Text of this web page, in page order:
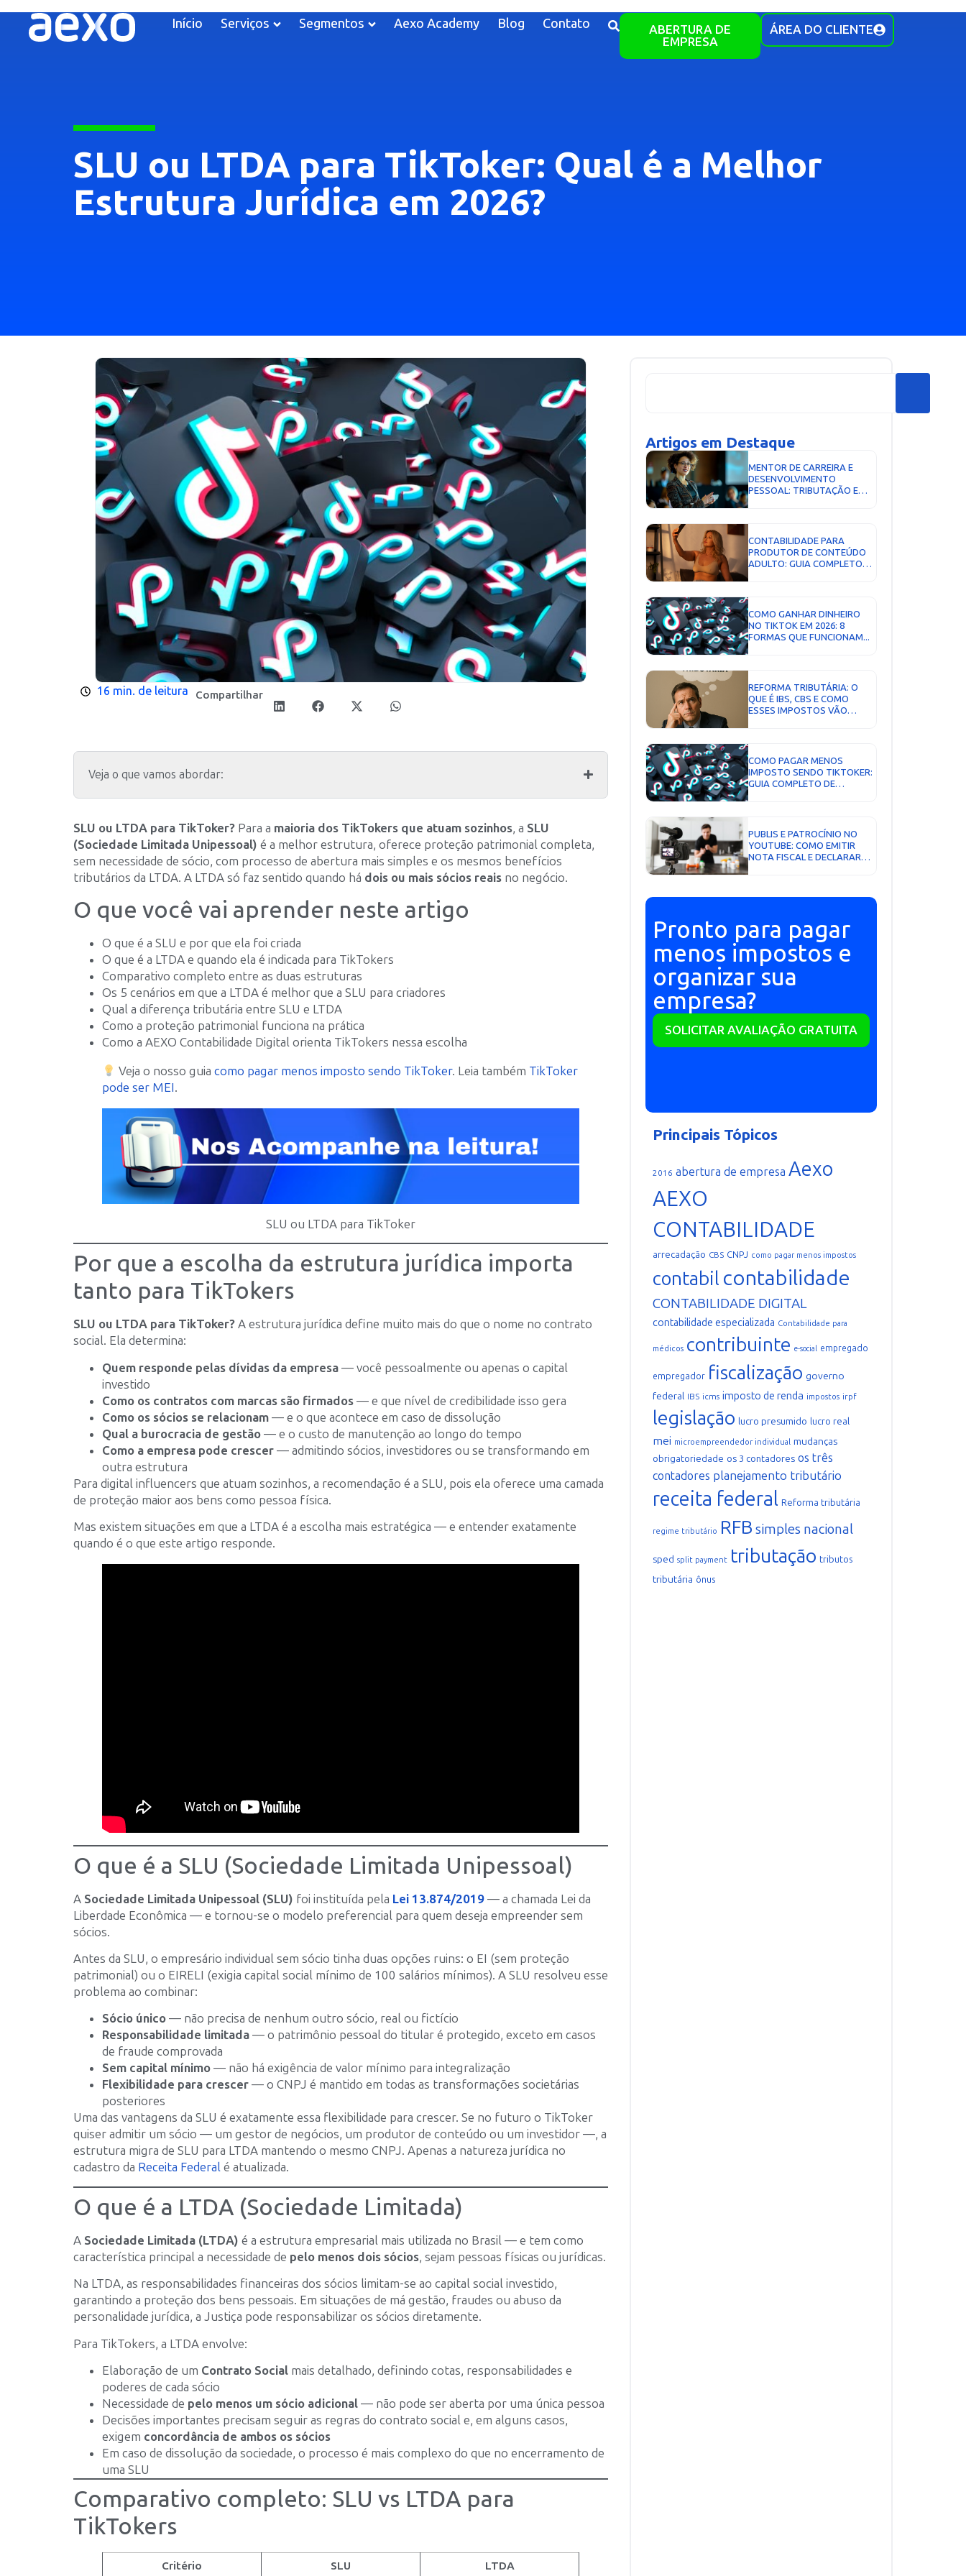
Início Serviços Segmentos Aexo Academy Blog Contato
ABERTURA DE
EMPRESA
ÁREA DO CLIENTE
SLU ou LTDA para TikToker: Qual é a Melhor
Estrutura Jurídica em 2026?
16 min. de leitura Compartilhar
Veja o que vamos abordar:
SLU ou LTDA para TikToker? Para a maioria dos TikTokers que atuam sozinhos, a SLU
(Sociedade Limitada Unipessoal) é a melhor estrutura, oferece proteção patrimonial completa,
sem necessidade de sócio, com processo de abertura mais simples e os mesmos benefícios
tributários da LTDA. A LTDA só faz sentido quando há dois ou mais sócios reais no negócio.
O que você vai aprender neste artigo
O que é a SLU e por que ela foi criada
O que é a LTDA e quando ela é indicada para TikTokers
Comparativo completo entre as duas estruturas
Os 5 cenários em que a LTDA é melhor que a SLU para criadores
Qual a diferença tributária entre SLU e LTDA
Como a proteção patrimonial funciona na prática
Como a AEXO Contabilidade Digital orienta TikTokers nessa escolha
Veja o nosso guiacomo pagar menos imposto sendo TikToker. Leia também TikToker
pode ser MEI.
SLU ou LTDA para TikToker
Por que a escolha da estrutura jurídica importa
tanto para TikTokers
SLU ou LTDA para TikToker? A estrutura jurídica define muito mais do que o nome no contrato
social. Ela determina:
Quem responde pelas dívidas da empresa — você pessoalmente ou apenas o capital
investido
Como os contratos com marcas são firmados — e que nível de credibilidade isso gera
Como os sócios se relacionam — e o que acontece em caso de dissolução
Qual a burocracia de gestão — e o custo de manutenção ao longo do tempo
Como a empresa pode crescer — admitindo sócios, investidores ou se transformando em
outra estrutura
Para digital influencers que atuam sozinhos, a recomendação é a SLU, pois ela oferece uma camada
de proteção maior aos bens como pessoa física.
Mas existem situações em que a LTDA é a escolha mais estratégica — e entender exatamente
quando é o que este artigo responde.
O que é a SLU (Sociedade Limitada Unipessoal)
A Sociedade Limitada Unipessoal (SLU) foi instituída pela Lei 13.874/2019 — a chamada Lei da
Liberdade Econômica — e tornou-se o modelo preferencial para quem deseja empreender sem
sócios.
Antes da SLU, o empresário individual sem sócio tinha duas opções ruins: o EI (sem proteção
patrimonial) ou o EIRELI (exigia capital social mínimo de 100 salários mínimos). A SLU resolveu esse
problema ao combinar:
Sócio único — não precisa de nenhum outro sócio, real ou fictício
Responsabilidade limitada — o patrimônio pessoal do titular é protegido, exceto em casos
de fraude comprovada
Sem capital mínimo — não há exigência de valor mínimo para integralização
Flexibilidade para crescer — o CNPJ é mantido em todas as transformações societárias
posteriores
Uma das vantagens da SLU é exatamente essa flexibilidade para crescer. Se no futuro o TikToker
quiser admitir um sócio — um gestor de negócios, um produtor de conteúdo ou um investidor —, a
estrutura migra de SLU para LTDA mantendo o mesmo CNPJ. Apenas a natureza jurídica no
cadastro da Receita Federal é atualizada.
O que é a LTDA (Sociedade Limitada)
A Sociedade Limitada (LTDA) é a estrutura empresarial mais utilizada no Brasil — e tem como
característica principal a necessidade de pelo menos dois sócios, sejam pessoas físicas ou jurídicas.
Na LTDA, as responsabilidades financeiras dos sócios limitam-se ao capital social investido,
garantindo a proteção dos bens pessoais. Em situações de má gestão, fraudes ou abuso da
personalidade jurídica, a Justiça pode responsabilizar os sócios diretamente.
Para TikTokers, a LTDA envolve:
Elaboração de um Contrato Social mais detalhado, definindo cotas, responsabilidades e
poderes de cada sócio
Necessidade de pelo menos um sócio adicional — não pode ser aberta por uma única pessoa
Decisões importantes precisam seguir as regras do contrato social e, em alguns casos,
exigem concordância de ambos os sócios
Em caso de dissolução da sociedade, o processo é mais complexo do que no encerramento de
uma SLU
Comparativo completo: SLU vs LTDA para
TikTokers
Critério SLU LTDA
Artigos em Destaque
MENTOR DE CARREIRA E
DESENVOLVIMENTO
PESSOAL: TRIBUTAÇÃO E
CONTABILIDADE PARA
PRODUTOR DE CONTEÚDO
ADULTO: GUIA COMPLETO
COMO GANHAR DINHEIRO
NO TIKTOK EM 2026: 8
FORMAS QUE FUNCIONAM...
REFORMA TRIBUTÁRIA: O
QUE É IBS, CBS E COMO
ESSES IMPOSTOS VÃO
COMO PAGAR MENOS
IMPOSTO SENDO TIKTOKER:
GUIA COMPLETO DE
PUBLIS E PATROCÍNIO NO
YOUTUBE: COMO EMITIR
NOTA FISCAL E DECLARAR
Pronto para pagar
menos impostos e
organizar sua
empresa?
SOLICITAR AVALIAÇÃO GRATUITA
Principais Tópicos
2016 abertura de empresa Aexo
AEXO
CONTABILIDADE
arrecadação CBS CNPJ como pagar menos impostos
contabil contabilidade
CONTABILIDADE DIGITAL
contabilidade especializada Contabilidade para
médicos contribuinte e-social empregado
empregador fiscalização governo
federal IBS icms imposto de renda impostos irpf
legislação lucro presumido lucro real
mei microempreendedor individual mudanças
obrigatoriedade os 3 contadores os três
contadores planejamento tributário
receita federal Reforma tributária
regime tributário RFB simples nacional
sped split payment tributação tributos
tributária ônus